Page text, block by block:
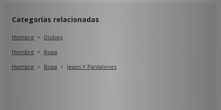
Categorías relacionadas
Hombre
Dickies
Hombre
Ropa
Hombre
Ropa Jeans Y Pantalones